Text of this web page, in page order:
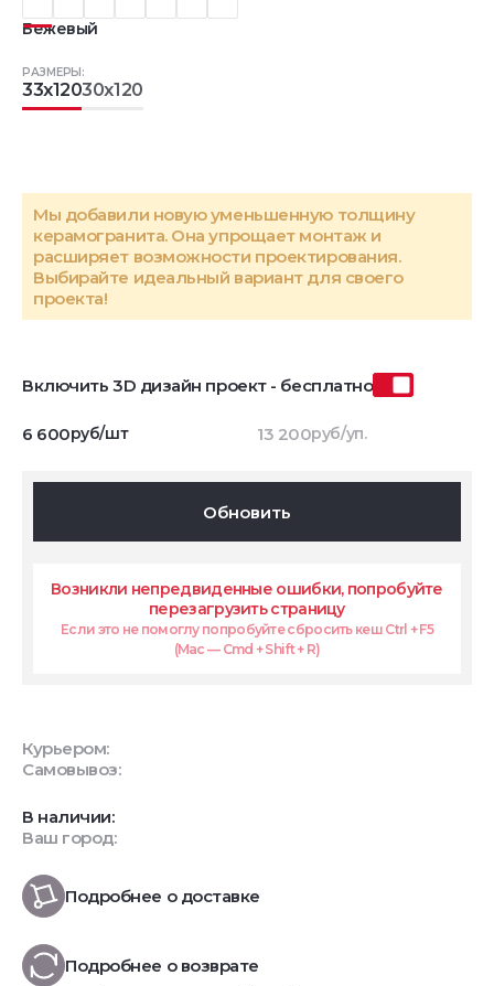
Бежевый
РАЗМЕРЫ:
33x12030x120
Мы добавили новую уменьшенную толщину
керамогранита. Она упрощает монтаж и
расширяет возможности проектирования.
Выбирайте идеальный вариант для своего
проекта!
Включить 3D дизайн проект - бесплатно
6 600руб/шт 13 200руб/уп.
Обновить
Возникли непредвиденные ошибки, попробуйте
перезагрузить страницу
Если это не помоглу попробуйте сбросить кеш Ctrl + F5
(Mac — Cmd + Shift + R)
Курьером:
Самовывоз:
В наличии:
Ваш город:
Подробнее о доставке
Подробнее о возврате